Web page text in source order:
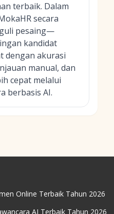
terbaik. Dalam
secara
pesaing—
kandidat
dengan akurasi
manual, dan
cepat melalui
berbasis AI.
Online Terbaik Tahun 2026
AI Terbaik Tahun 2026